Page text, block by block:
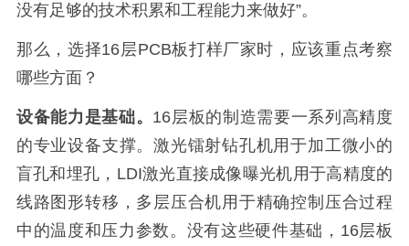
没有足够的技术积累和工程能力来做好”。
那么，选择16层PCB板打样厂家时，应该重点考察
哪些方面？
设备能力是基础。 16层板的制造需要一系列高精度
的专业设备支撑。激光镭射钻孔机用于加工微小的
盲孔和埋孔，LDI激光直接成像曝光机用于高精度的
线路图形转移，多层压合机用于精确控制压合过程
中的温度和压力参数。没有这些硬件基础，16层板